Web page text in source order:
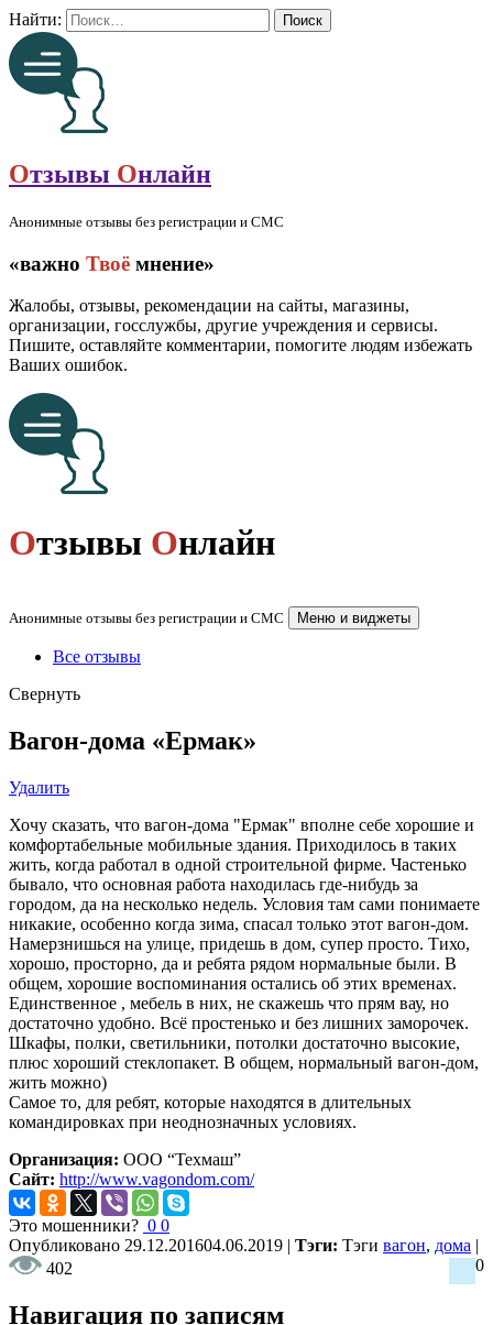
Найти:
Отзывы Онлайн
Анонимные отзывы без регистрации и СМС
«важно Твоё мнение»
Жалобы, отзывы, рекомендации на сайты, магазины,
организации, госслужбы, другие учреждения и сервисы.
Пишите, оставляйте комментарии, помогите людям избежать
Ваших ошибок.
Отзывы Онлайн
Анонимные отзывы без регистрации и СМС Меню и виджеты
Все отзывы
Свернуть
Вагон-дома «Ермак»
Удалить
Хочу сказать, что вагон-дома "Ермак" вполне себе хорошие и
комфортабельные мобильные здания. Приходилось в таких
жить, когда работал в одной строительной фирме. Частенько
бывало, что основная работа находилась где-нибудь за
городом, да на несколько недель. Условия там сами понимаете
никакие, особенно когда зима, спасал только этот вагон-дом.
Намерзнишься на улице, придешь в дом, супер просто. Тихо,
хорошо, просторно, да и ребята рядом нормальные были. В
общем, хорошие воспоминания остались об этих временах.
Единственное , мебель в них, не скажешь что прям вау, но
достаточно удобно. Всё простенько и без лишних заморочек.
Шкафы, полки, светильники, потолки достаточно высокие,
плюс хороший стеклопакет. В общем, нормальный вагон-дом,
жить можно)
Самое то, для ребят, которые находятся в длительных
командировках при неоднозначных условиях.
Организация: ООО “Техмаш”
Сайт: http://www.vagondom.com/
Это мошенники? 0 0
Опубликовано 29.12.201604.06.2019 | Тэги: Тэги вагон, дома |
402
0
Навигация по записям